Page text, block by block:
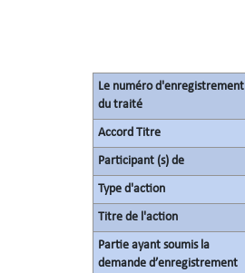
Le numéro d'enregistrement
du traité
Accord Titre
Participant (s) de
Type d'action
Titre de l'action
Partie ayant soumis la
demande d’enregistrement